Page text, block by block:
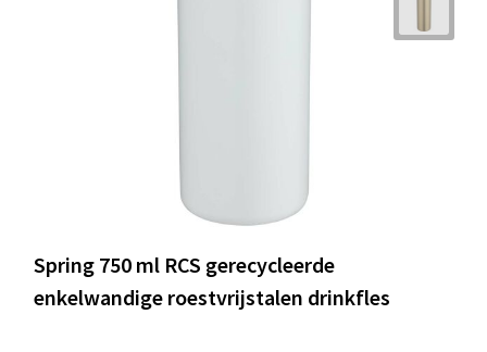
Spring 750 ml RCS gerecycleerde
enkelwandige roestvrijstalen drinkfles